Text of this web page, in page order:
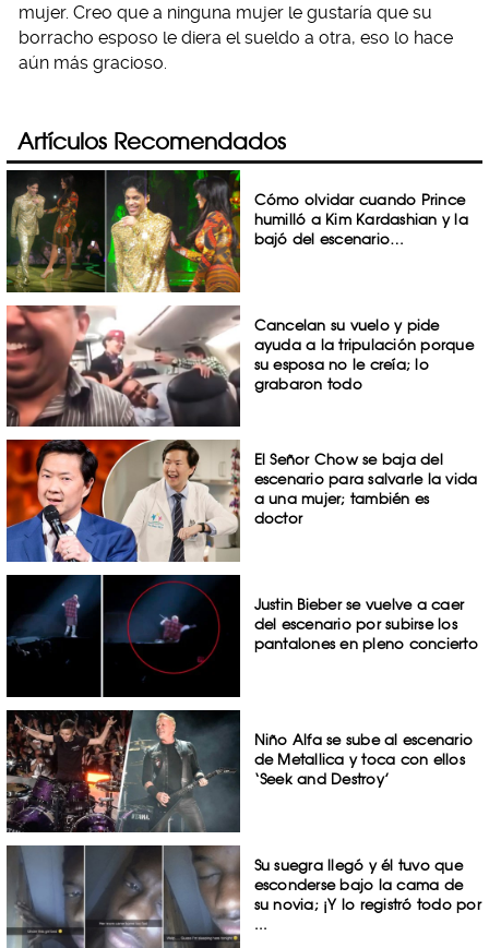
mujer. Creo que a ninguna mujer le gustaría que su
borracho esposo le diera el sueldo a otra, eso lo hace
aún más gracioso.
Artículos Recomendados
Cómo olvidar cuando Prince
humilló a Kim Kardashian y la
bajó del escenario…
Cancelan su vuelo y pide
ayuda a la tripulación porque
su esposa no le creía; lo
grabaron todo
El Señor Chow se baja del
escenario para salvarle la vida
a una mujer; también es
doctor
Justin Bieber se vuelve a caer
del escenario por subirse los
pantalones en pleno concierto
Niño Alfa se sube al escenario
de Metallica y toca con ellos
‘Seek and Destroy’
Su suegra llegó y él tuvo que
esconderse bajo la cama de
su novia; ¡Y lo registró todo por
...